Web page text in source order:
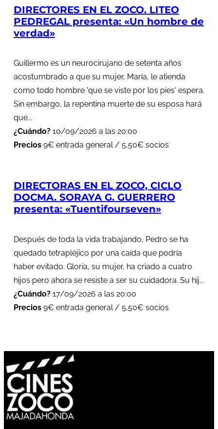
DIRECTORES EN EL ZOCO. LITEO
PEDREGAL presenta: «Un hombre de
verdad»
Guillermo es un neurocirujano de setenta años
acostumbrado a que su mujer, María, le atienda
como todo hombre 'que se viste por los pies' espera.
Sin embargo, la repentina muerte de su esposa hará
que...
¿Cuándo? 10/09/2026 a las 20:00
Precios 9€ entrada general / 5,50€ socios
DIRECTORAS EN EL ZOCO, CICLO
DOCMA. SORAYA G. GUERRERO
presenta: «Tuentifourseven»
Después de toda la vida trabajando, Pedro se ha
quedado tetrapléjico por una caída que podría
haber evitado. Gloria, su mujer, ha criado a cuatro
hijos pero ahora se resiste a ser su cuidadora. Su hij...
¿Cuándo? 17/09/2026 a las 20:00
Precios 9€ entrada general / 5,50€ socios